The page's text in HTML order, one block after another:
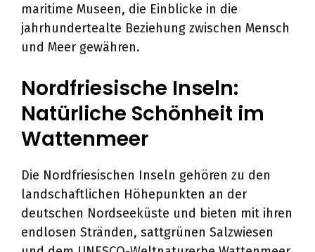
maritime Museen, die Einblicke in die
jahrhundertealte Beziehung zwischen Mensch
und Meer gewähren.
Nordfriesische Inseln:
Natürliche Schönheit im
Wattenmeer
Die Nordfriesischen Inseln gehören zu den
landschaftlichen Höhepunkten an der
deutschen Nordseeküste und bieten mit ihren
endlosen Stränden, sattgrünen Salzwiesen